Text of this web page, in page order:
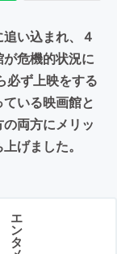
い込まれ、４
危機的状況に
必ず上映をする
いる映画館と
両方にメリッ
げました。
エ
ン
タ